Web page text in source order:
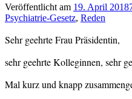
Ministerpräsident
PAG,
Polizeiaufgabengesetz,
,
Wohnungen
Veröffentlicht am 19. April 2018
Psychiatrie-Gesetz, Reden
Sehr geehrte Frau Präsidentin,
sehr geehrte Kolleginnen, sehr
Mal kurz und knapp